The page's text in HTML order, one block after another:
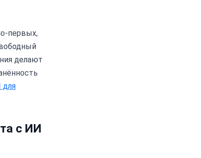
первых,
делают
для
с ИИ